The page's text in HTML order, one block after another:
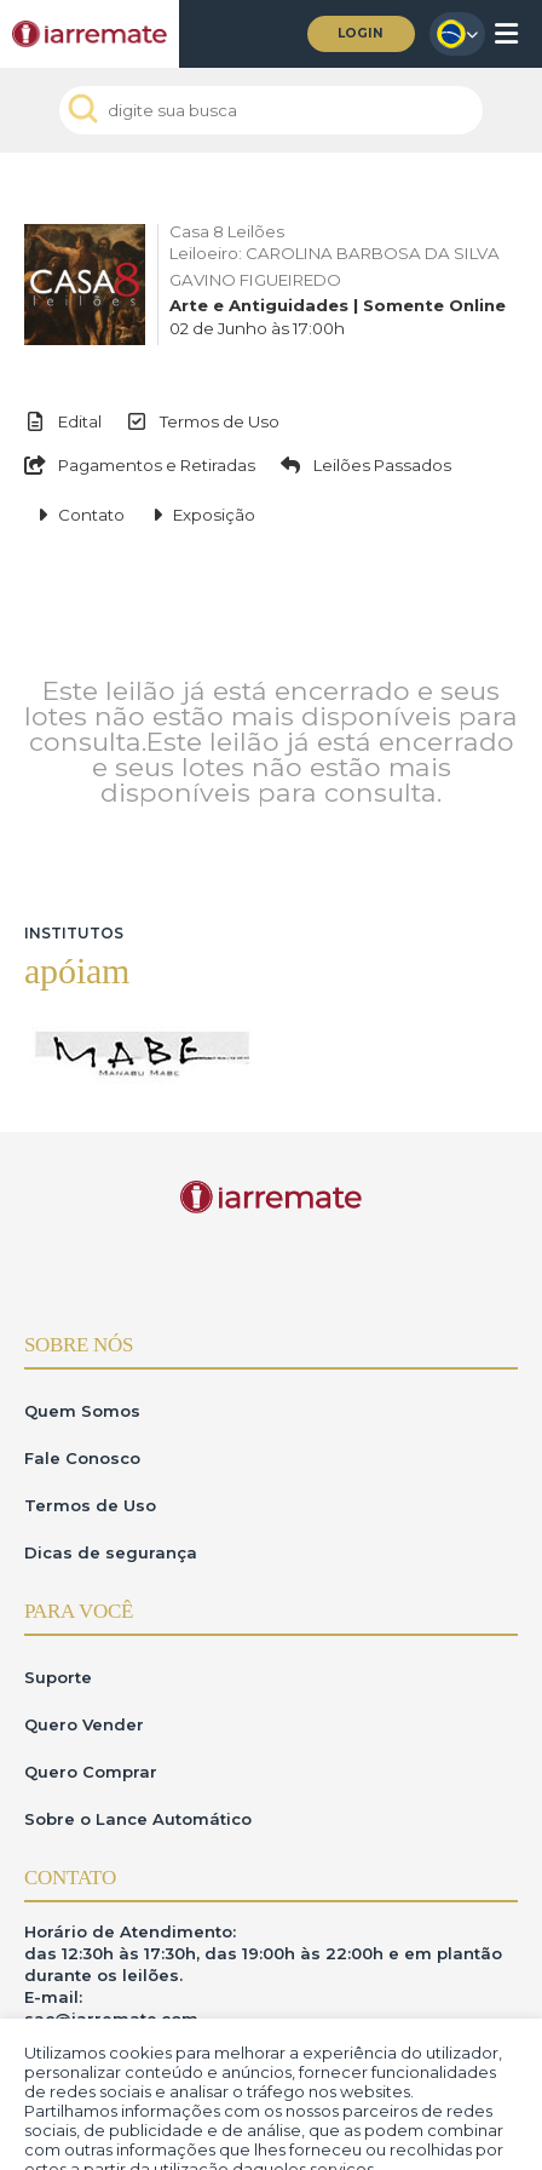
Utilizamos cookies para melhorar a experiência do utilizador,
personalizar conteúdo e anúncios, fornecer funcionalidades
de redes sociais e analisar o tráfego nos websites.
Partilhamos informações com os nossos parceiros de redes
sociais, de publicidade e de análise, que as podem combinar
com outras informações que lhes forneceu ou recolhidas por
LOGIN
Casa 8 Leilões
Leiloeiro: CAROLINA BARBOSA DA SILVA
GAVINO FIGUEIREDO
Arte e Antiguidades | Somente Online
02 de Junho às 17:00h
Edital Termos de Uso
Pagamentos e Retiradas Leilões Passados
Contato Exposição
Este leilão já está encerrado e seus
lotes não estão mais disponíveis para
consulta.Este leilão já está encerrado
e seus lotes não estão mais
disponíveis para consulta.
INSTITUTOS
apóiam
SOBRE NÓS
Quem Somos
Fale Conosco
Termos de Uso
Dicas de segurança
PARA VOCÊ
Suporte
Quero Vender
Quero Comprar
Sobre o Lance Automático
CONTATO
Horário de Atendimento:
das 12:30h às 17:30h, das 19:00h às 22:00h e em plantão
durante os leilões.
E-mail:
sac@iarremate.com
ONDE ESTAMOS
R. Heitor Modesto, 28 - Estação São Lourenço - MG
CEP: 37470-000